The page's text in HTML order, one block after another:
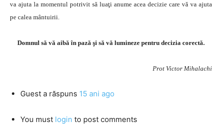
va ajuta la momentul potrivit să luaţi anume acea decizie care vă va ajuta
pe calea mântuirii.
Domnul să vă aibă în pază şi să vă lumineze pentru decizia corectă.
Prot Victor Mihalachi
Guest a răspuns 15 ani ago
You must login to post comments